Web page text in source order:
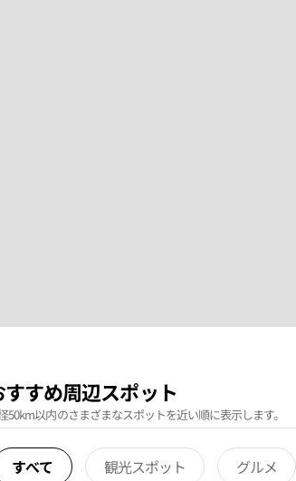
すすめ周辺スポット
50km以内のさまざまなスポットを近い順に表示します。
すべて 観光スポット グルメ